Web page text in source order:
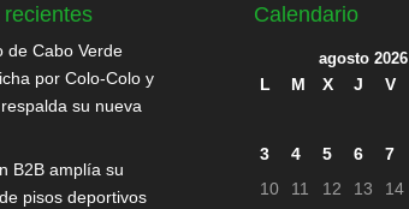
de Cabo Verde
por Colo-Colo y
su nueva
B2B amplía su
pisos deportivos
Calendario
agosto 2026
L M X J V
3
4 5 6 7
10
11 12 13 14